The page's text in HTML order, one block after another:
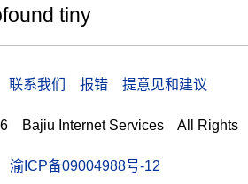
tiny
联系我们 报错 提意见和建议
Bajiu Internet Services All Rights
渝ICP备09004988号-12